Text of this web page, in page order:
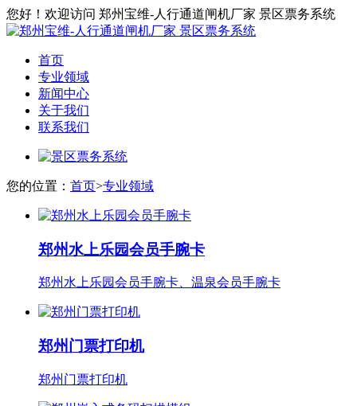
您好！欢迎访问 郑州宝维-人行通道闸机厂家 景区票务系统
首页
专业领域
新闻中心
关于我们
联系我们
您的位置： 首页>专业领域
郑州水上乐园会员手腕卡
郑州水上乐园会员手腕卡、温泉会员手腕卡
郑州门票打印机
郑州门票打印机